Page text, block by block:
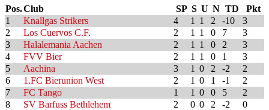
Pos.Club SP S U N TD
Pkt
1
Knallgas Strikers 4 1 1 2 -10
3
2
Los Cuervos C.F. 2 1 1 0 7
3
3
Halalemania Aachen 2 1 1 0 2
3
4
FVV Bier 2 1 1 0 1
3
5
Aachina 3 1 0 2 -2
2
6
1.FC Bierunion West 2 1 0 1 -1
2
7
FC Tango 1 1 0 0 5
2
8
SV Barfuss Bethlehem 2 0 0 2 -2
0